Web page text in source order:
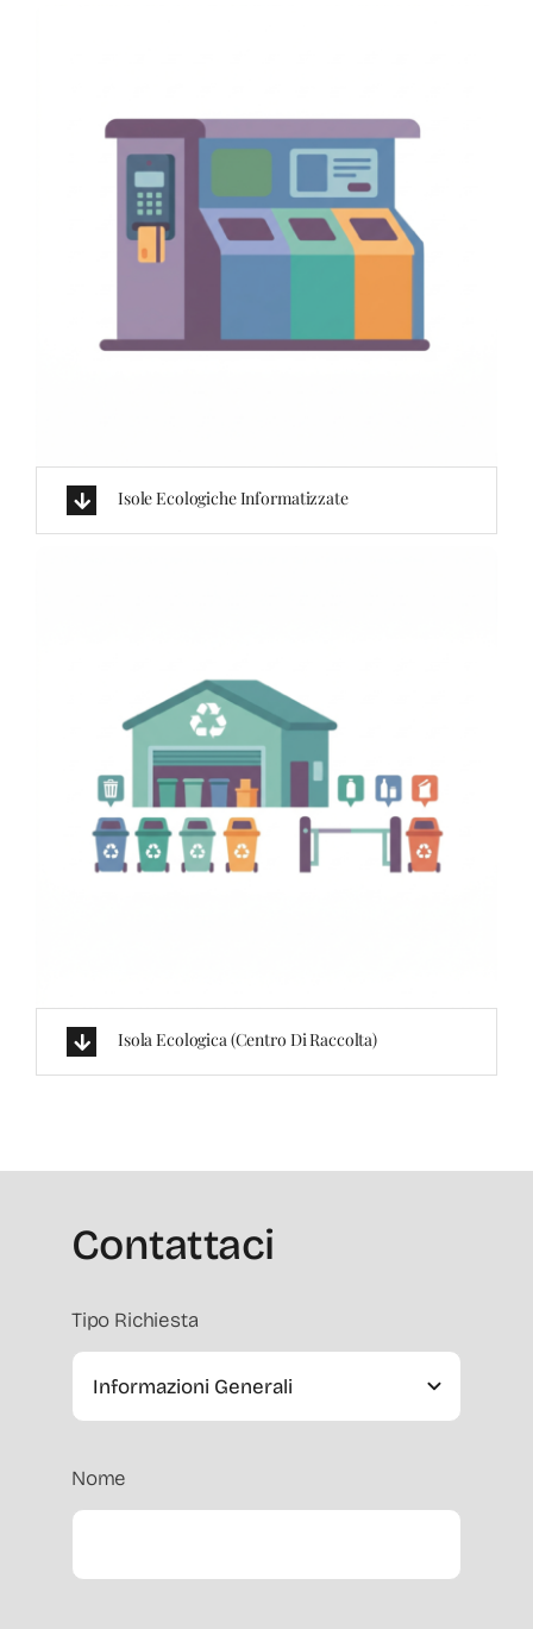
Isole Ecologiche Informatizzate
Isola Ecologica (centro Di Raccolta)
Contattaci
Tipo Richiesta
Nome